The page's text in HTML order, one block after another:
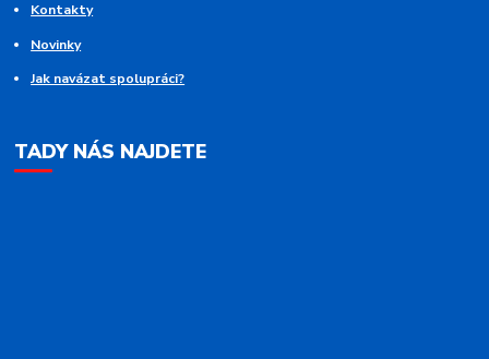
Kontakty
Novinky
Jak navázat spolupráci?
TADY NÁS NAJDETE